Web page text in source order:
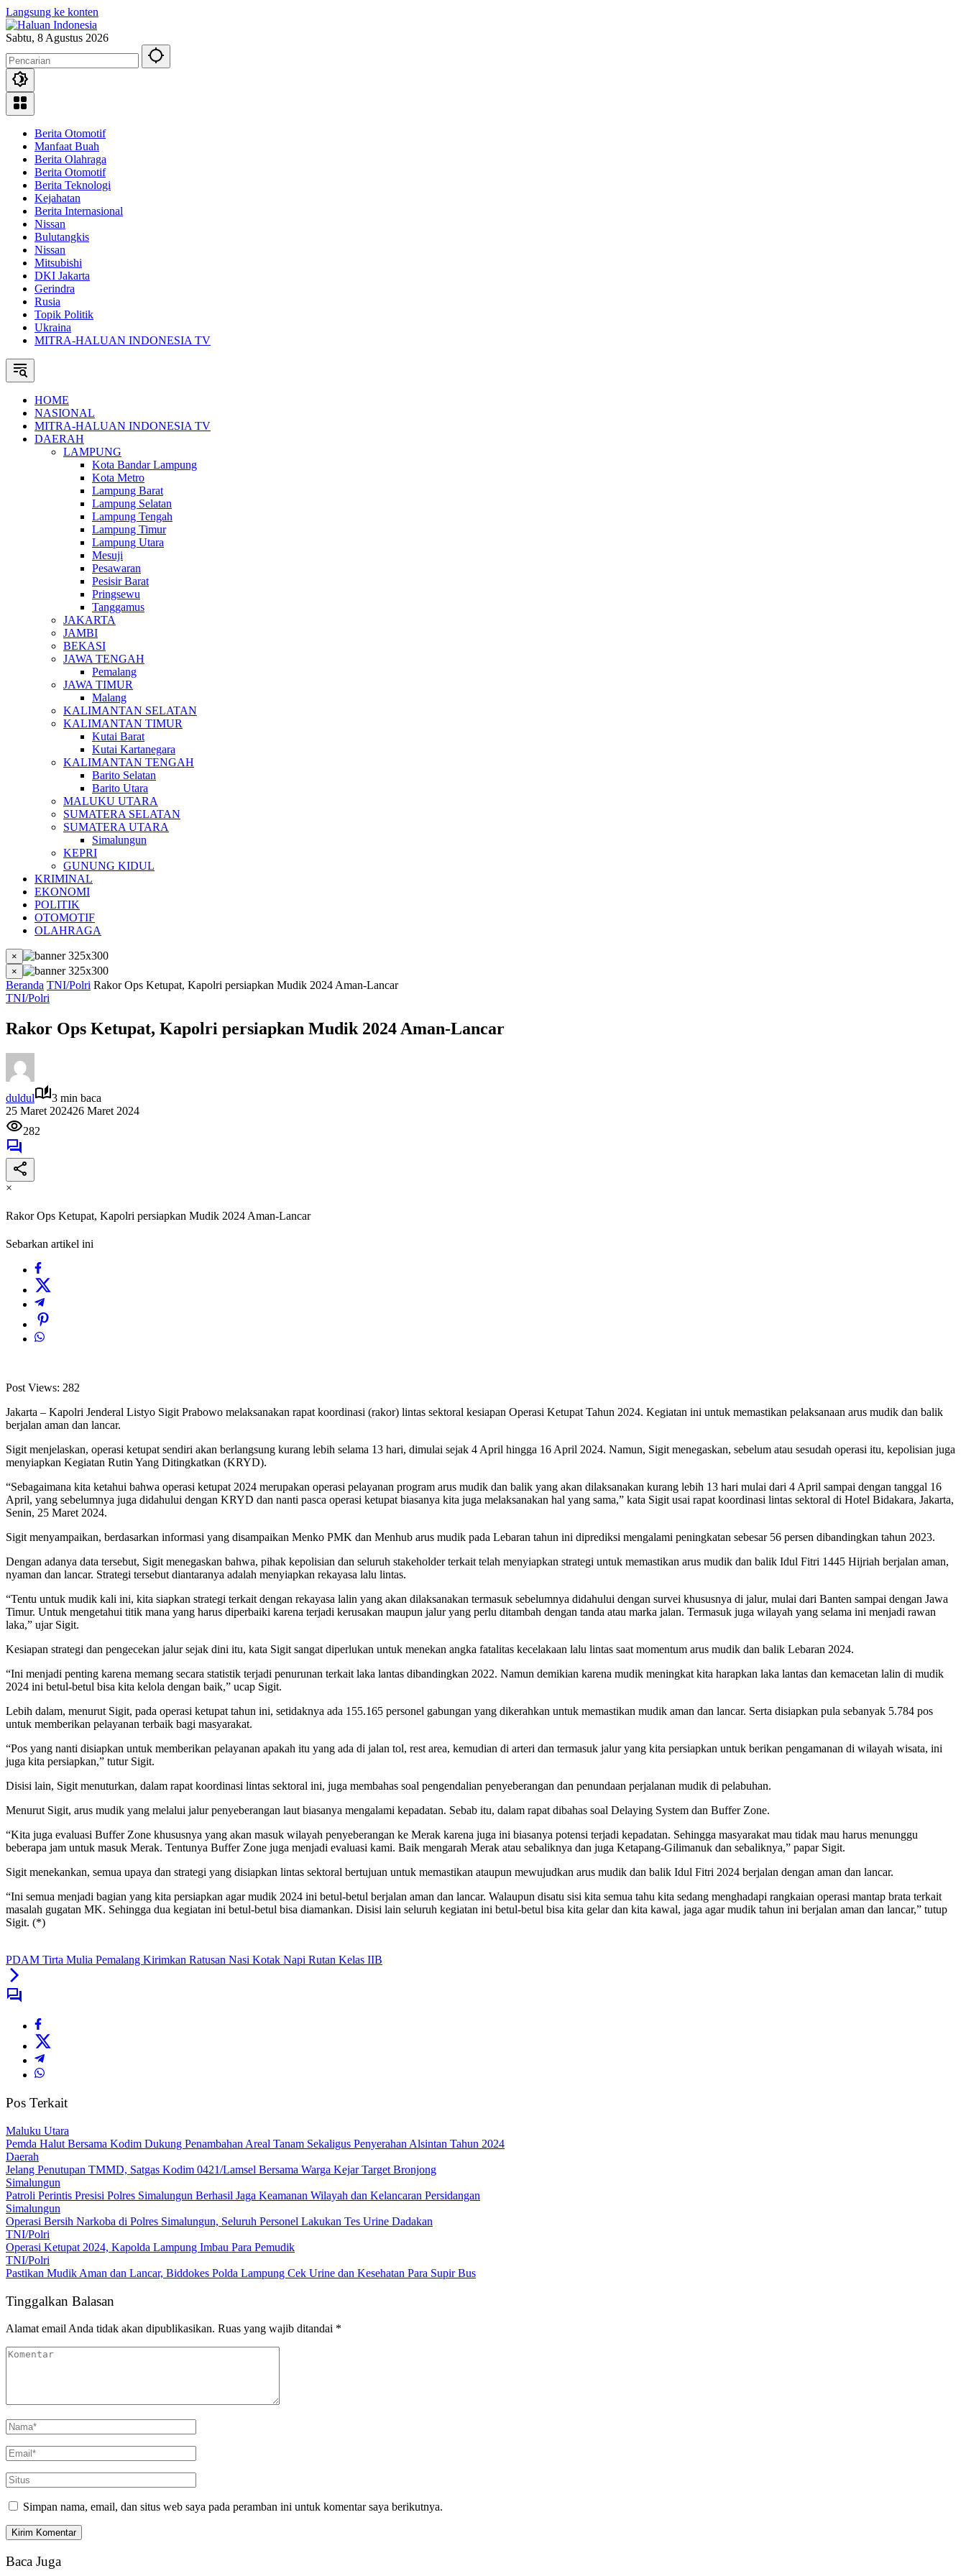
Langsung ke konten
Sabtu, 8 Agustus 2026
Berita Otomotif
Manfaat Buah
Berita Olahraga
Berita Otomotif
Berita Teknologi
Kejahatan
Berita Internasional
Nissan
Bulutangkis
Nissan
Mitsubishi
DKI Jakarta
Gerindra
Rusia
Topik Politik
Ukraina
MITRA-HALUAN INDONESIA TV
HOME
NASIONAL
MITRA-HALUAN INDONESIA TV
DAERAH
LAMPUNG
Kota Bandar Lampung
Kota Metro
Lampung Barat
Lampung Selatan
Lampung Tengah
Lampung Timur
Lampung Utara
Mesuji
Pesawaran
Pesisir Barat
Pringsewu
Tanggamus
JAKARTA
JAMBI
BEKASI
JAWA TENGAH
Pemalang
JAWA TIMUR
Malang
KALIMANTAN SELATAN
KALIMANTAN TIMUR
Kutai Barat
Kutai Kartanegara
KALIMANTAN TENGAH
Barito Selatan
Barito Utara
MALUKU UTARA
SUMATERA SELATAN
SUMATERA UTARA
Simalungun
KEPRI
GUNUNG KIDUL
KRIMINAL
EKONOMI
POLITIK
OTOMOTIF
OLAHRAGA
×
×
Beranda TNI/Polri Rakor Ops Ketupat, Kapolri persiapkan Mudik 2024 Aman-Lancar
TNI/Polri
Rakor Ops Ketupat, Kapolri persiapkan Mudik 2024 Aman-Lancar
duldul
3 min baca
25 Maret 202426 Maret 2024
282
×
Rakor Ops Ketupat, Kapolri persiapkan Mudik 2024 Aman-Lancar
Sebarkan artikel ini
Post Views: 282
Jakarta – Kapolri Jenderal Listyo Sigit Prabowo melaksanakan rapat koordinasi (rakor) lintas sektoral kesiapan Operasi Ketupat Tahun 2024. Kegiatan ini untuk memastikan pelaksanaan arus mudik dan balik
berjalan aman dan lancar.
Sigit menjelaskan, operasi ketupat sendiri akan berlangsung kurang lebih selama 13 hari, dimulai sejak 4 April hingga 16 April 2024. Namun, Sigit menegaskan, sebelum atau sesudah operasi itu, kepolisian juga
menyiapkan Kegiatan Rutin Yang Ditingkatkan (KRYD).
“Sebagaimana kita ketahui bahwa operasi ketupat 2024 merupakan operasi pelayanan program arus mudik dan balik yang akan dilaksanakan kurang lebih 13 hari mulai dari 4 April sampai dengan tanggal 16
April, yang sebelumnya juga didahului dengan KRYD dan nanti pasca operasi ketupat biasanya kita juga melaksanakan hal yang sama,” kata Sigit usai rapat koordinasi lintas sektoral di Hotel Bidakara, Jakarta,
Senin, 25 Maret 2024.
Sigit menyampaikan, berdasarkan informasi yang disampaikan Menko PMK dan Menhub arus mudik pada Lebaran tahun ini diprediksi mengalami peningkatan sebesar 56 persen dibandingkan tahun 2023.
Dengan adanya data tersebut, Sigit menegaskan bahwa, pihak kepolisian dan seluruh stakeholder terkait telah menyiapkan strategi untuk memastikan arus mudik dan balik Idul Fitri 1445 Hijriah berjalan aman,
nyaman dan lancar. Strategi tersebut diantaranya adalah menyiapkan rekayasa lalu lintas.
“Tentu untuk mudik kali ini, kita siapkan strategi terkait dengan rekayasa lalin yang akan dilaksanakan termasuk sebelumnya didahului dengan survei khususnya di jalur, mulai dari Banten sampai dengan Jawa
Timur. Untuk mengetahui titik mana yang harus diperbaiki karena terjadi kerusakan maupun jalur yang perlu ditambah dengan tanda atau marka jalan. Termasuk juga wilayah yang selama ini menjadi rawan
laka,” ujar Sigit.
Kesiapan strategi dan pengecekan jalur sejak dini itu, kata Sigit sangat diperlukan untuk menekan angka fatalitas kecelakaan lalu lintas saat momentum arus mudik dan balik Lebaran 2024.
“Ini menjadi penting karena memang secara statistik terjadi penurunan terkait laka lantas dibandingkan 2022. Namun demikian karena mudik meningkat kita harapkan laka lantas dan kemacetan lalin di mudik
2024 ini betul-betul bisa kita kelola dengan baik,” ucap Sigit.
Lebih dalam, menurut Sigit, pada operasi ketupat tahun ini, setidaknya ada 155.165 personel gabungan yang dikerahkan untuk memastikan mudik aman dan lancar. Serta disiapkan pula sebanyak 5.784 pos
untuk memberikan pelayanan terbaik bagi masyarakat.
“Pos yang nanti disiapkan untuk memberikan pelayanan apakah itu yang ada di jalan tol, rest area, kemudian di arteri dan termasuk jalur yang kita persiapkan untuk berikan pengamanan di wilayah wisata, ini
juga kita persiapkan,” tutur Sigit.
Disisi lain, Sigit menuturkan, dalam rapat koordinasi lintas sektoral ini, juga membahas soal pengendalian penyeberangan dan penundaan perjalanan mudik di pelabuhan.
Menurut Sigit, arus mudik yang melalui jalur penyeberangan laut biasanya mengalami kepadatan. Sebab itu, dalam rapat dibahas soal Delaying System dan Buffer Zone.
“Kita juga evaluasi Buffer Zone khususnya yang akan masuk wilayah penyeberangan ke Merak karena juga ini biasanya potensi terjadi kepadatan. Sehingga masyarakat mau tidak mau harus menunggu
beberapa jam untuk masuk Merak. Tentunya Buffer Zone juga menjadi evaluasi kami. Baik mengarah Merak atau sebaliknya dan juga Ketapang-Gilimanuk dan sebaliknya,” papar Sigit.
Sigit menekankan, semua upaya dan strategi yang disiapkan lintas sektoral bertujuan untuk memastikan ataupun mewujudkan arus mudik dan balik Idul Fitri 2024 berjalan dengan aman dan lancar.
“Ini semua menjadi bagian yang kita persiapkan agar mudik 2024 ini betul-betul berjalan aman dan lancar. Walaupun disatu sisi kita semua tahu kita sedang menghadapi rangkaian operasi mantap brata terkait
masalah gugatan MK. Sehingga dua kegiatan ini betul-betul bisa diamankan. Disisi lain seluruh kegiatan ini betul-betul bisa kita gelar dan kita kawal, jaga agar mudik tahun ini berjalan aman dan lancar,” tutup
Sigit. (*)
PDAM Tirta Mulia Pemalang Kirimkan Ratusan Nasi Kotak Napi Rutan Kelas IIB
Pos Terkait
Maluku Utara
Pemda Halut Bersama Kodim Dukung Penambahan Areal Tanam Sekaligus Penyerahan Alsintan Tahun 2024
Daerah
Jelang Penutupan TMMD, Satgas Kodim 0421/Lamsel Bersama Warga Kejar Target Bronjong
Simalungun
Patroli Perintis Presisi Polres Simalungun Berhasil Jaga Keamanan Wilayah dan Kelancaran Persidangan
Simalungun
Operasi Bersih Narkoba di Polres Simalungun, Seluruh Personel Lakukan Tes Urine Dadakan
TNI/Polri
Operasi Ketupat 2024, Kapolda Lampung Imbau Para Pemudik
TNI/Polri
Pastikan Mudik Aman dan Lancar, Biddokes Polda Lampung Cek Urine dan Kesehatan Para Supir Bus
Tinggalkan Balasan
Alamat email Anda tidak akan dipublikasikan. Ruas yang wajib ditandai *
Simpan nama, email, dan situs web saya pada peramban ini untuk komentar saya berikutnya.
Baca Juga